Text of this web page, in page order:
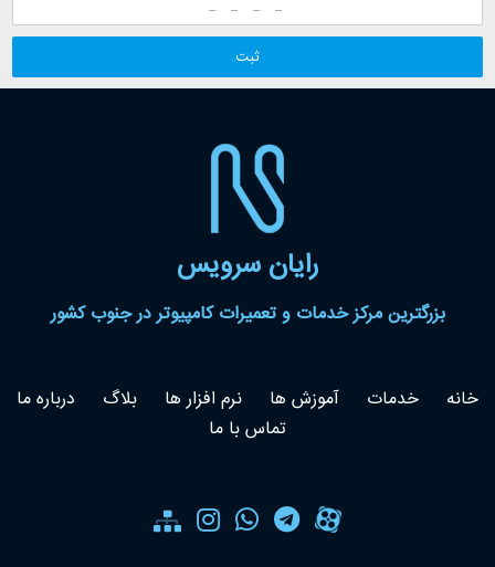
رایان سرویس
بزرگترین مرکز خدمات و تعمیرات کامپیوتر در جنوب کشور
خانه خدمات آموزش ها نرم افزار ها بلاگ
درباره ما
تماس با ما